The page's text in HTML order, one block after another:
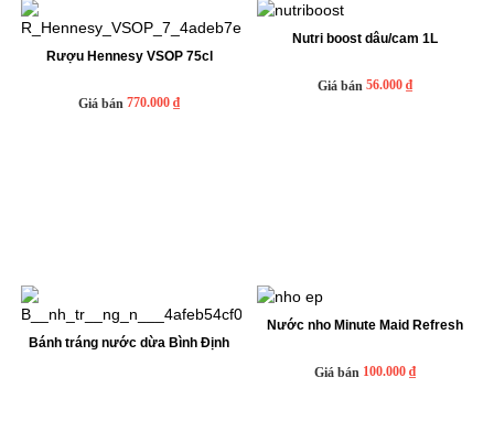
Rượu Hennesy VSOP 75cl
Giá bán 770.000 ₫
Nutri boost dâu/cam 1L
Giá bán 56.000 ₫
Bánh tráng nước dừa Bình Định
Nước nho Minute Maid Refresh
Giá bán 100.000 ₫